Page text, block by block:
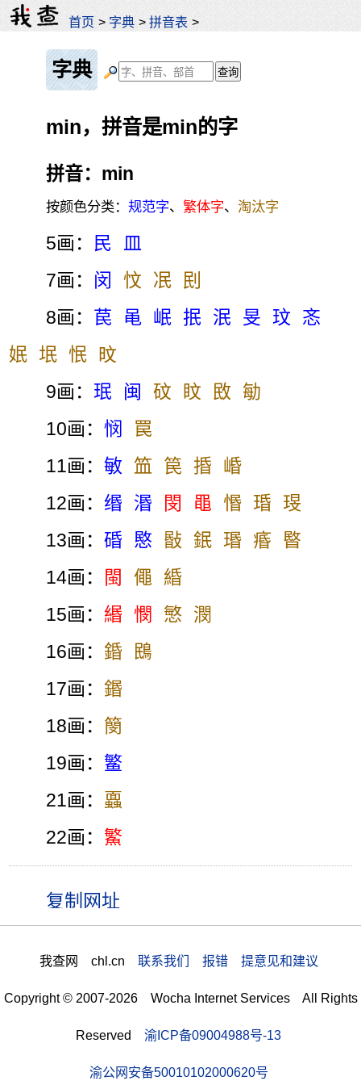
首页 > 字典 >拼音表 >
字典
min，拼音是min的字
拼音：min
按颜色分类：规范字、繁体字、淘汰字
5画： 民
皿
7画： 闵 忟 冺
刡
8画： 苠 黾 岷 抿 泯 旻 玟
忞
姄 垊 怋
旼
9画： 珉 闽 砇 盿 敃
勄
10画：悯
罠
11画：敏 笽 笢 捪
崏
12画： 缗 湣 閔 黽 惽 琘
琝
13画：碈 愍 敯 鈱 瑉 痻 暋
14画：
閩 僶
緍
15画： 緡 憫 慜
潣
16画： 錉
鴖
17画：鍲
18画： 簢
19画： 鳘
21画： 蠠
22画： 鰵
我查网 chl.cn 联系我们 报错 提意见和建议
Copyright © 2007-2026 Wocha Internet Services All Rights
Reserved 渝ICP备09004988号-13
渝公网安备50010102000620号